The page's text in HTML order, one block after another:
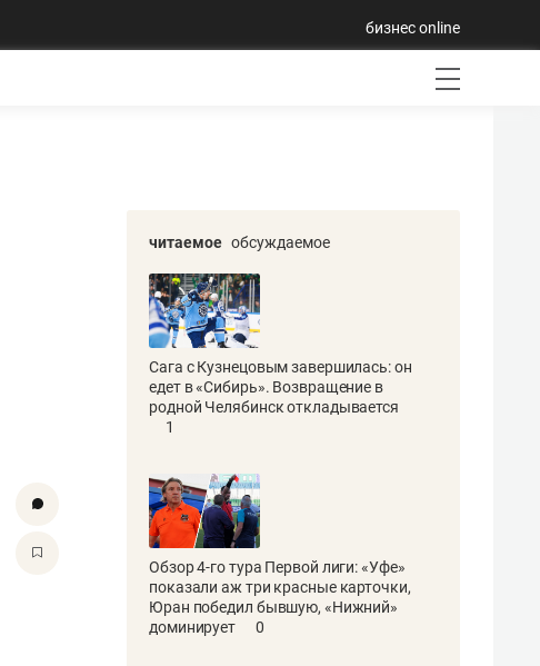
бизнес online
читаемое обсуждаемое
Сага с Кузнецовым завершилась: он
едет в «Сибирь». Возвращение в
родной Челябинск откладывается
1
Обзор 4-го тура Первой лиги: «Уфе»
показали аж три красные карточки,
Юран победил бывшую, «Нижний»
доминирует
0